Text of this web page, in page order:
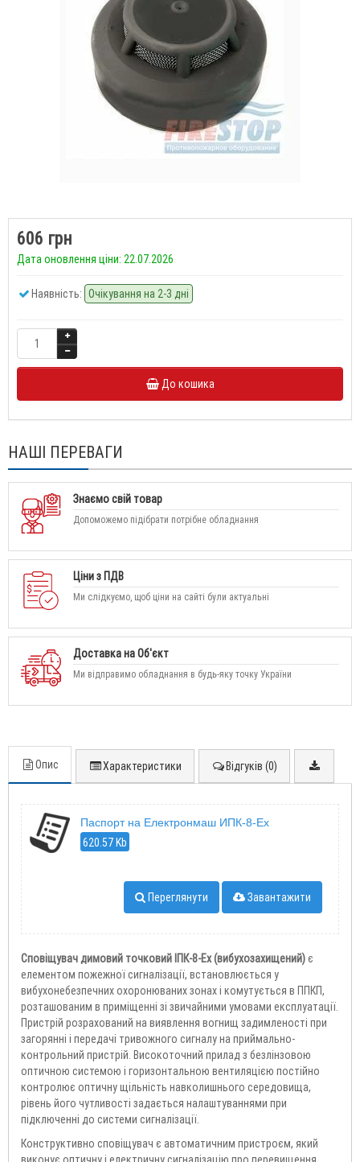
606 грн
Дата оновлення ціни: 22.07.2026
Наявність: Очікування на 2-3 дні
До кошика
НАШІ ПЕРЕВАГИ
Знаємо свій товар
Допоможемо підібрати потрібне обладнання
Ціни з ПДВ
Ми слідкуємо, щоб ціни на сайті були актуальні
Доставка на Об'єкт
Ми відправимо обладнання в будь-яку точку України
Опис Характеристики Відгуків (0)
Паспорт на Електронмаш ИПК-8-Ex
620.57 Kb
Переглянути Завантажити
Сповіщувач димовий точковий ІПК-8-Ех (вибухозахищений)є
елементом пожежної сигналізації, встановлюється у
вибухонебезпечних охоронюваних зонах і комутується в ППКП,
розташованим в приміщенні зі звичайними умовами експлуатації.
Пристрій розрахований на виявлення вогнищ задимленості при
загорянні і передачі тривожного сигналу на приймально-
контрольний пристрій. Високоточний прилад з безлінзовою
оптичною системою і горизонтальною вентиляцією постійно
контролює оптичну щільність навколишнього середовища,
рівень його чутливості задається налаштуваннями при
підключенні до системи сигналізації.
Конструктивно сповіщувач є автоматичним пристроєм, який